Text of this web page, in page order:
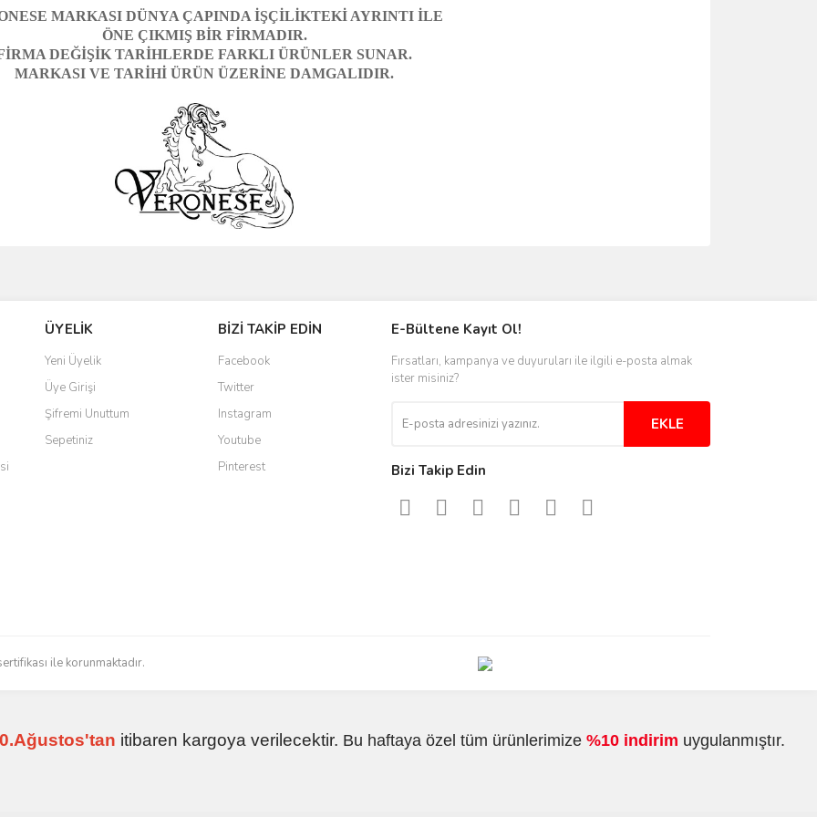
MARKASI DÜNYA ÇAPINDA İŞÇİLİKTEKİ AYRINTI İLE
ÖNE ÇIKMIŞ BİR FİRMADIR.
DEĞİŞİK TARİHLERDE FARKLI ÜRÜNLER SUNAR.
MARKASI VE TARİHİ ÜRÜN ÜZERİNE DAMGALIDIR.
en iyi deneyimdi. Herkese
düzenli bir site. Teşekkürler.
düzgün yapıyorlar
ÜYELİK
Yeni Üyelik
Üye Girişi
Şifremi Unuttum
Sepetiniz
BİZİ TAKİP EDİN
Facebook
Twitter
Instagram
Youtube
Pinterest
E-Bültene Kayıt Ol!
Fırsatları, kampanya ve duyuruları ile ilgili e-posta almak
ister misiniz?
EKLE
Bizi Takip Edin
ile korunmaktadır.
itibaren kargoya verilecektir. Bu haftaya özel tüm ürünlerimize %10 indirim uygulanmıştır.